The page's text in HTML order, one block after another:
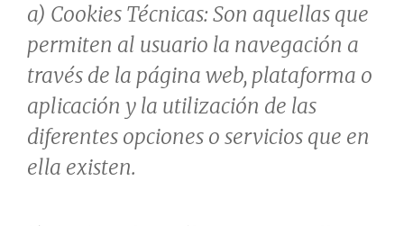
a) Cookies Técnicas: Son aquellas que
permiten al usuario la navegación a
través de la página web, plataforma o
aplicación y la utilización de las
diferentes opciones o servicios que en
ella existen.